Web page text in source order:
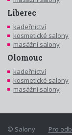
Liberec
kadeřnictví
kosmetické salony
masážní salony
Olomouc
kadeřnictví
kosmetické salony
masážní salony
Pro
© Salony